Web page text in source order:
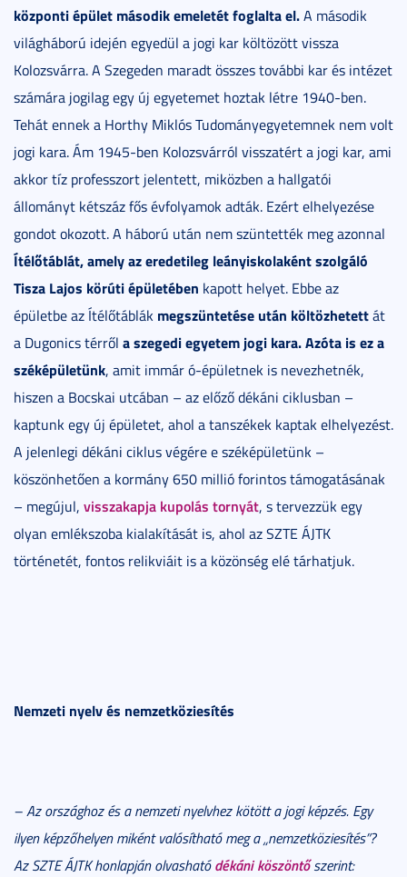
központi épület második emeletét foglalta el.A második
világháború idején egyedül a jogi kar költözött vissza
Kolozsvárra. A Szegeden maradt összes további kar és intézet
számára jogilag egy új egyetemet hoztak létre 1940-ben.
Tehát ennek a Horthy Miklós Tudományegyetemnek nem volt
jogi kara. Ám 1945-ben Kolozsvárról visszatért a jogi kar, ami
akkor tíz professzort jelentett, miközben a hallgatói
állományt kétszáz fős évfolyamok adták. Ezért elhelyezése
gondot okozott. A háború után nem szüntették meg azonnal
Ítélőtáblát, amely az eredetileg leányiskolaként szolgáló
Tisza Lajos körúti épületében kapott helyet. Ebbe az
épületbe az Ítélőtáblák megszüntetése után költözhetettát
a Dugonics térről a szegedi egyetem jogi kara. Azóta is ez a
széképületünk, amit immár ó-épületnek is nevezhetnék,
hiszen a Bocskai utcában – az előző dékáni ciklusban –
kaptunk egy új épületet, ahol a tanszékek kaptak elhelyezést.
A jelenlegi dékáni ciklus végére e széképületünk –
köszönhetően a kormány 650 millió forintos támogatásának
– megújul, visszakapja kupolás tornyát, s tervezzük egy
olyan emlékszoba kialakítását is, ahol az SZTE ÁJTK
történetét, fontos relikviáit is a közönség elé tárhatjuk.
Nemzeti nyelv és nemzetköziesítés
– Az országhoz és a nemzeti nyelvhez kötött a jogi képzés. Egy
ilyen képzőhelyen miként valósítható meg a „nemzetköziesítés”?
Az SZTE ÁJTK honlapján olvashatódékáni köszöntőszerint: